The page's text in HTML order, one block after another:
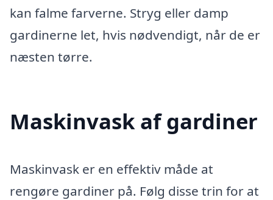
kan falme farverne. Stryg eller damp
gardinerne let, hvis nødvendigt, når de er
næsten tørre.
Maskinvask af gardiner
Maskinvask er en effektiv måde at
rengøre gardiner på. Følg disse trin for at